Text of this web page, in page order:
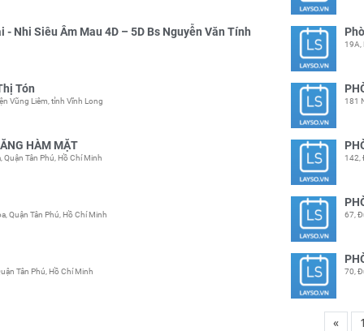
- Nhi Siêu Âm Mau 4D – 5D Bs Nguyễn Văn Tính
19A,
Tón
Vũng Liêm, tỉnh Vĩnh Long 181
HÀM MẶT
Tân Phú, Hồ Chí Minh 142,
Quận Tân Phú, Hồ Chí Minh 67,
Tân Phú, Hồ Chí Minh 70,
« 1